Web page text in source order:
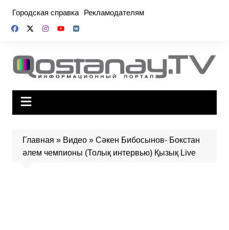
содержимому
Городская справка Рекламодателям
Главная » Видео» Сәкен Бибосынов- Бокстан
әлем чемпионы (Толық интервью) Қызық Live